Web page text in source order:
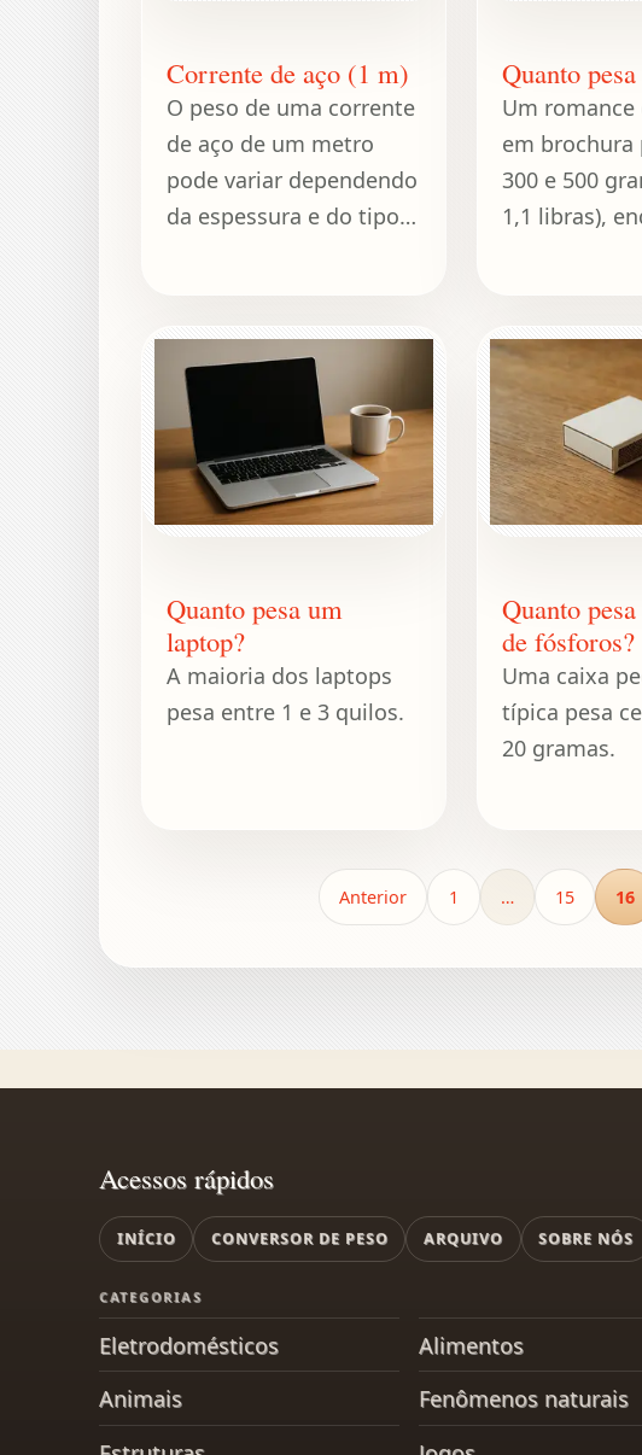
Corrente de aço (1 m)
O peso de uma corrente
de aço de um metro
pode variar dependendo
da espessura e do tipo
Quanto
Um
em brochura
300 e 500
1,1 libras),
libras).
Quanto pesa um
laptop?
A maioria dos laptops
pesa entre 1 e 3 quilos.
Quanto
de fósforos?
Uma caixa
típica pesa
20 gramas.
Anterior 1 … 15 16
Acessos rápidos
INÍCIO CONVERSOR DE PESO ARQUIVO SOBRE NÓS
CATEGORIAS
Eletrodomésticos Alimentos
Animais
Fenômenos naturais